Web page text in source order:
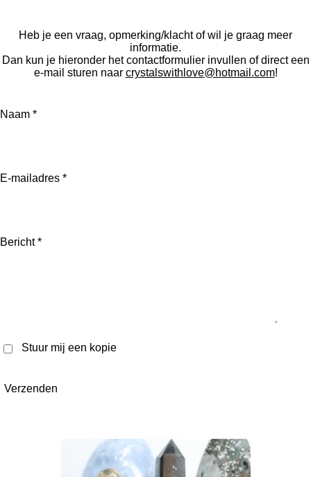
Heb je een vraag, opmerking/klacht of wil je graag meer
informatie.
Dan kun je hieronder het contactformulier invullen of direct een
e-mail sturen naar crystalswithlove@hotmail.com!
Naam *
E-mailadres *
Bericht *
Stuur mij een kopie
Verzenden